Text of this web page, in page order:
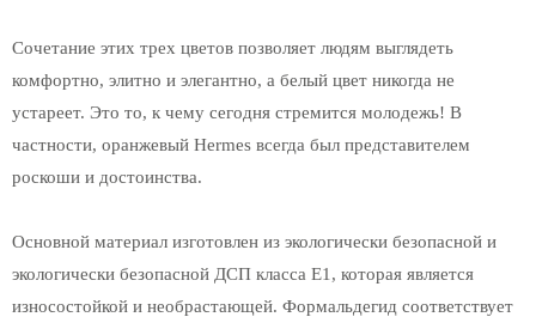
Сочетание этих трех цветов позволяет людям выглядеть
комфортно, элитно и элегантно, а белый цвет никогда не
устареет. Это то, к чему сегодня стремится молодежь! В
частности, оранжевый Hermes всегда был представителем
роскоши и достоинства.
Основной материал изготовлен из экологически безопасной и
экологически безопасной ДСП класса Е1, которая является
износостойкой и необрастающей. Формальдегид соответствует